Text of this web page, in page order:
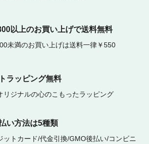
以上のお買い上げで送料無料
未満のお買い上げは送料一律￥550
ラッピング無料
リジナルの心のこもったラッピング
い方法は5種類
ットカード/代金引換/GMO後払い/コンビニ